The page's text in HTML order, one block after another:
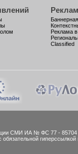
Реклама
Classified
СМИ ИА № ФС 77 - 85704
гиперссылкой